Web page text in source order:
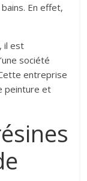
En effet,
il est
société
entreprise
peinture et